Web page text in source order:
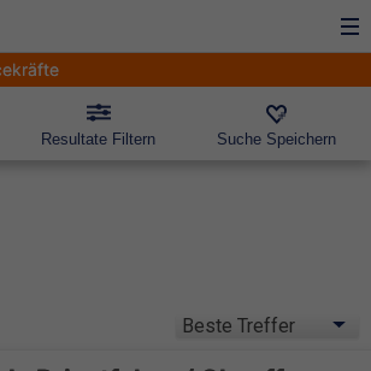
Resultate Filtern Suche Speichern